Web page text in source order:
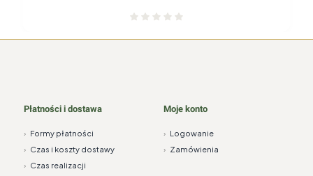
Płatności i dostawa
› Formy płatności
› Czas i koszty dostawy
› Czas realizacji
Moje konto
› Logowanie
› Zamówienia